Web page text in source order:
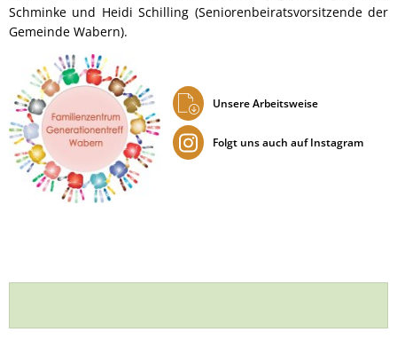
Schminke und Heidi Schilling (Seniorenbeiratsvorsitzende der
Gemeinde Wabern).
Unsere Arbeitsweise
Folgt uns auch auf Instagram